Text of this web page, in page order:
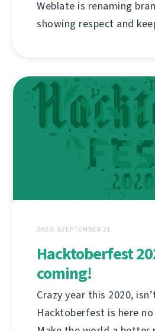
Weblate is renaming
showing respect and
2020. SZEPTEMBER 21.
Hacktoberfest
coming!
Crazy year this 2020,
Hacktoberfest is here